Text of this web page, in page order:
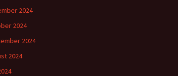
2024
2024
2024
2024